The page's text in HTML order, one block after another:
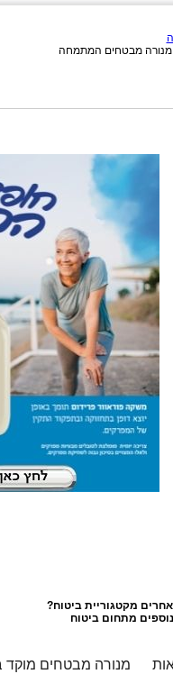
מנורה מבטחים המתמחה
מקטגורייתביטוח?
מתחום ביטוח
מנורה מבטחים מוקד